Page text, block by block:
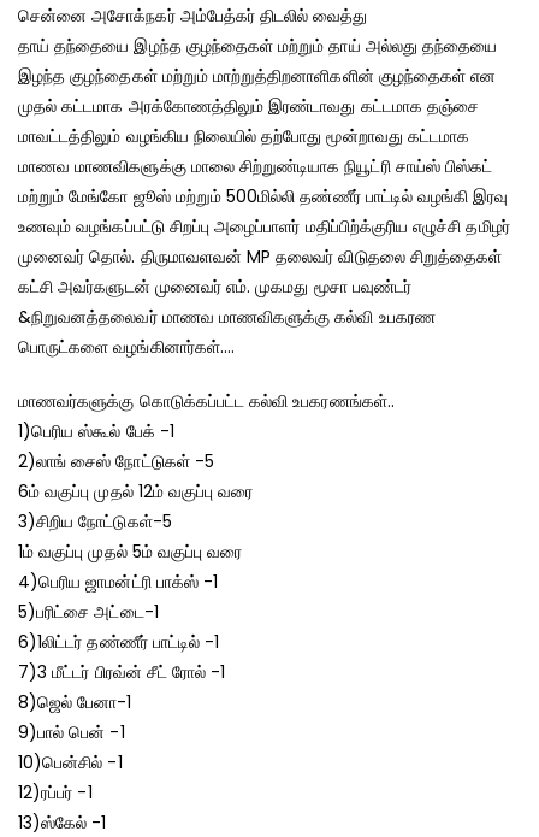
சென்னை அசோக்நகர் அம்பேத்கர் திடலில் வைத்து
தாய் தந்தையை இழந்த குழந்தைகள் மற்றும் தாய் அல்லது தந்தையை
இழந்த குழந்தைகள் மற்றும் மாற்றுத்திறனாளிகளின் குழந்தைகள் என
முதல் கட்டமாக அரக்கோணத்திலும் இரண்டாவது கட்டமாக தஞ்சை
மாவட்டத்திலும் வழங்கிய நிலையில் தற்போது மூன்றாவது கட்டமாக
மாணவ மாணவிகளுக்கு மாலை சிற்றுண்டியாக நியூட்ரி சாய்ஸ் பிஸ்கட்
மற்றும் மேங்கோ ஜூஸ் மற்றும் 500மில்லி தண்ணீர் பாட்டில் வழங்கி இரவு
உணவும் வழங்கப்பட்டு சிறப்பு அழைப்பாளர் மதிப்பிற்க்குரிய எழுச்சி தமிழர்
முனைவர் தொல். திருமாவளவன் MP தலைவர் விடுதலை சிறுத்தைகள்
கட்சி அவர்களுடன் முனைவர் எம். முகமது மூசா பவுண்டர்
&நிறுவனத்தலைவர் மாணவ மாணவிகளுக்கு கல்வி உபகரண
பொருட்களை வழங்கினார்கள்….
மாணவர்களுக்கு கொடுக்கப்பட்ட கல்வி உபகரணங்கள்..
1)பெரிய ஸ்கூல் பேக் -1
2)லாங் சைஸ் நோட்டுகள் -5
6ம் வகுப்பு முதல் 12ம் வகுப்பு வரை
3)சிறிய நோட்டுகள்-5
1ம் வகுப்பு முதல் 5ம் வகுப்பு வரை
4)பெரிய ஜாமன்ட்ரி பாக்ஸ் -1
5)பரிட்சை அட்டை-1
6)1லிட்டர் தண்ணீர் பாட்டில் -1
7)3 மீட்டர் பிரவ்ன் சீட் ரோல் -1
8)ஜெல் பேனா-1
9)பால் பென் -1
10)பென்சில் -1
12)ரப்பர் -1
13)ஸ்கேல் -1